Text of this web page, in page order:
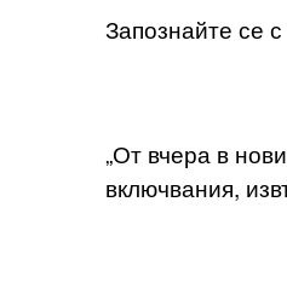
Запознайте се
„От вчера в
включвания,